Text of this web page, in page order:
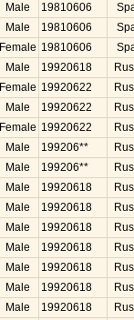
Male 19810606
Male 19810606
Female 19810606
Male 19920618
Female 19920622
Male 19920622
Female 19920622
Male 199206**
Male 199206**
Male 19920618
Male 19920618
Male 19920618
Male 19920618
Male 19920618
Male 19920618
Male 19920618